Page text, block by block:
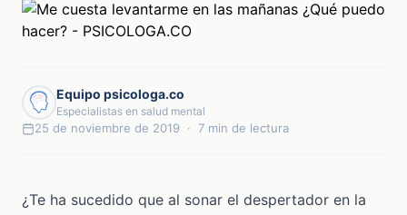
Equipo psicologa.co
Especialistas en salud mental
25 de noviembre de 2019 · 7 min de lectura
¿Te ha sucedido que al sonar el despertador en la